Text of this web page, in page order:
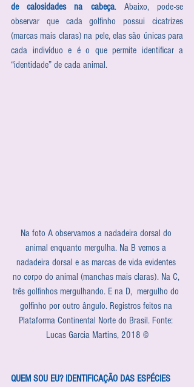
de calosidades na cabeça. Abaixo, pode-se
observar que cada golfinho possui cicatrizes
(marcas mais claras) na pele, elas são únicas para
cada indivíduo e é o que permite identificar a
“identidade” de cada animal.
Na foto A observamos a nadadeira dorsal do
animal enquanto mergulha. Na B vemos a
nadadeira dorsal e as marcas de vida evidentes
no corpo do animal (manchas mais claras). Na C,
três golfinhos mergulhando. E na D,  mergulho do
golfinho por outro ângulo. Registros feitos na
Plataforma Continental Norte do Brasil. Fonte:
Lucas Garcia Martins, 2018 ©
QUEM SOU EU? IDENTIFICAÇÃO DAS ESPÉCIES